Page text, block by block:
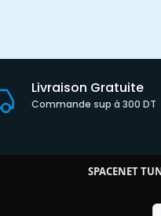
Livraison Gratuite
Commande sup à 300 DT
SPACENET